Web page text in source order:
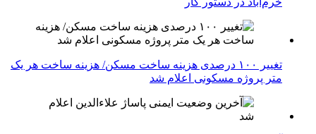
تغییر ۱۰۰ درصدی هزینه ساخت مسکن/ هزینه ساخت هر یک
متر پروژه مسکونی اعلام شد